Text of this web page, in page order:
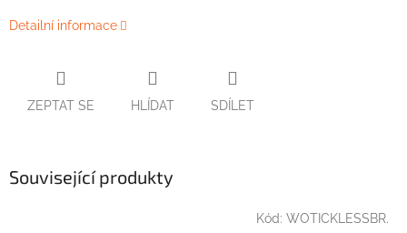
Detailní informace
ZEPTAT SE HLÍDAT SDÍLET
Související produkty
Kód: WOTICKLESSBR.